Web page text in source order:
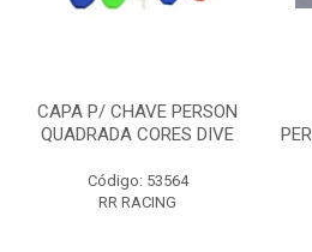
CAPA P/ CHAVE PERSON
QUADRADA CORES DIVE
Código: 53564
RR RACING